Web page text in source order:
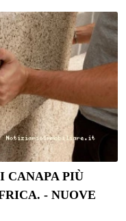
CANAPA PIÙ
- NUOVE